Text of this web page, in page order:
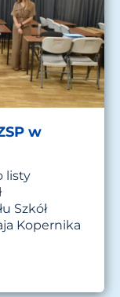
w
listy
Szkół
Kopernika